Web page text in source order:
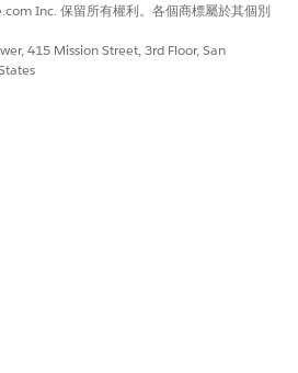
Inc. 保留所有權利。各個商標屬於其個別
415 Mission Street, 3rd Floor, San